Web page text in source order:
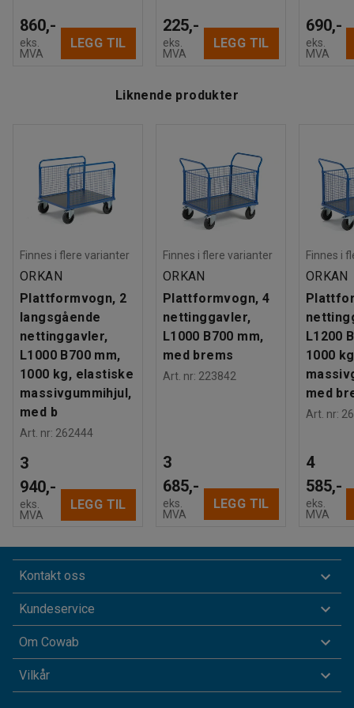
860,-
eks.
MVA
LEGG TIL
225,-
eks.
MVA
LEGG TIL
690,-
eks.
MVA
Liknende produkter
Finnes i flere varianter
ORKAN
Plattformvogn, 2
langsgående
nettinggavler,
L1000 B700 mm,
1000 kg, elastiske
massivgummihjul,
med b
Art. nr: 262444
3
940,-
eks.
MVA
LEGG TIL
Finnes i flere varianter
ORKAN
Plattformvogn, 4
nettinggavler,
L1000 B700 mm,
med brems
Art. nr: 223842
3
685,-
eks.
MVA
LEGG TIL
Finnes i
ORKAN
L1200
1000
med
Art. nr:
4
585,-
eks.
MVA
Kontakt oss
Kundeservice
Om Cowab
Vilkår